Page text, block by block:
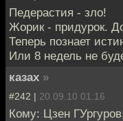
Педерастия - зло!
Жорик - придурок.
Теперь познает
Или 8 недель не
казах »
#242 | 20.09.10 01:16
Кому: Цзен